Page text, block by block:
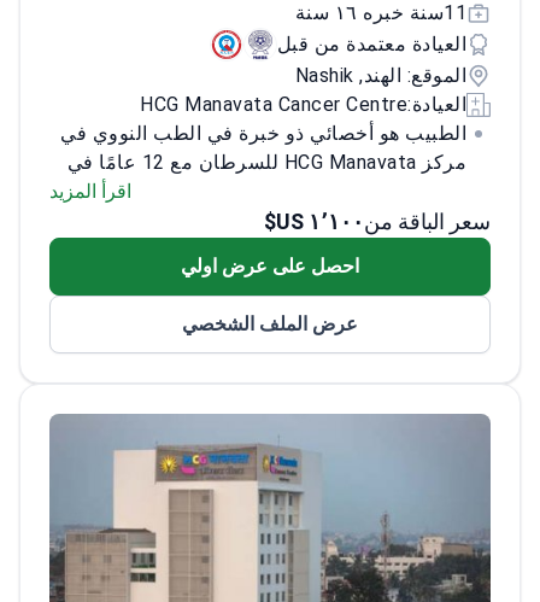
11سنة خبره ١٦ سنة
العيادة معتمدة من قبل
الموقع: الهند, Nashik
العيادة:HCG Manavata Cancer Centre
الطبيب هو أخصائي ذو خبرة في الطب النووي في
مركز HCG Manavata للسرطان مع 12 عامًا في
هذا المجال. يختص الطبيب في مختلف الفحوصات
وLu-177 RN. على مدار مسيرته المهنية، أدار
من 1,000 مريض بسرطان الغدة الدرقية. بالإضافة
اقرأ المزيد
سعر الباقة من١٬١٠٠ US$
احصل على عرض اولي
عرض الملف الشخصي